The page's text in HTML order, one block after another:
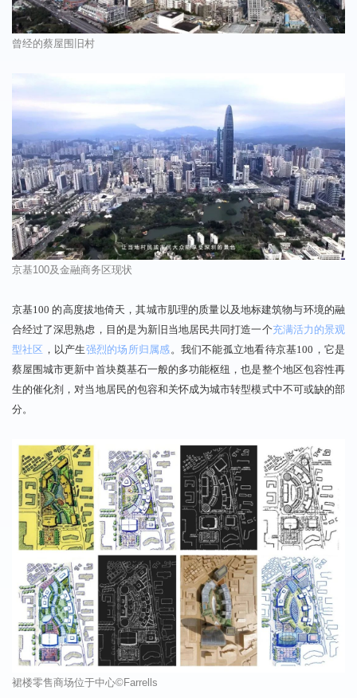
曾经的蔡屋围旧村
京基100及金融商务区现状
京基100 的高度拔地倚天，其城市肌理的质量以及地标建筑物与环境的融
合经过了深思熟虑，目的是为新旧当地居民共同打造一个充满活力的景观
型社区 ，以产生强烈的场所归属感。我们不能孤立地看待京基100，它是
蔡屋围城市更新中首块奠基石一般的多功能枢纽，也是整个地区包容性再
生的催化剂，对当地居民的包容和关怀成为城市转型模式中不可或缺的部
分。
裙楼零售商场位于中心©Farrells